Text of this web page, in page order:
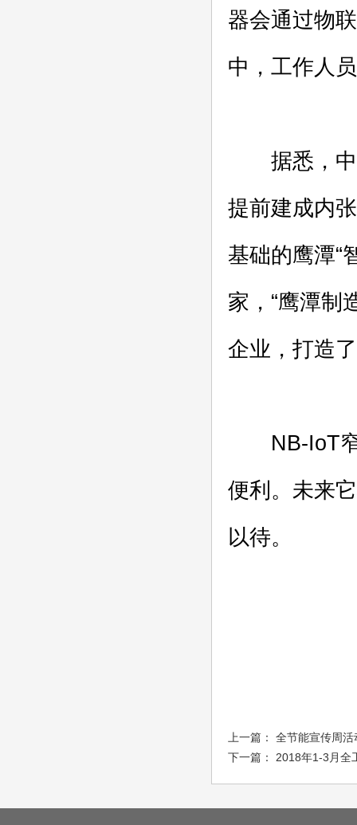
器会通过物
中，工作人
据悉，中
提前建成内
基础的鹰潭“
家，“鹰潭制
企业，打造
NB-IoT窄
便利。未来
以待。
上一篇： 全节能宣传周
下一篇： 2018年1-3月全